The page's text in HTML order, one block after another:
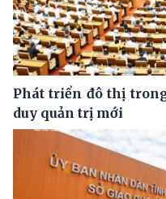
Phát triển đô thị
duy quản trị mới